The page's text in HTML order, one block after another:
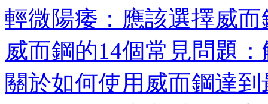
輕微陽痿：應該選擇威
威而鋼的14個常見問題
關於如何使用威而鋼達